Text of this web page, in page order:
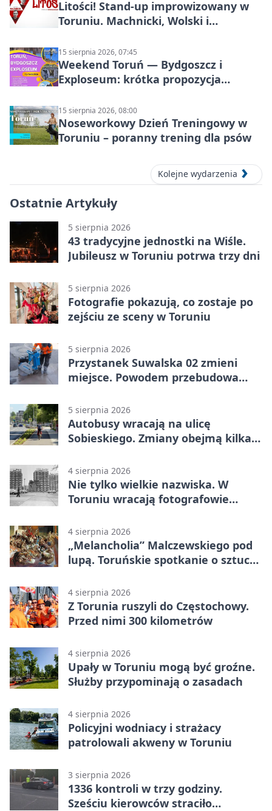
Litości! Stand-up improwizowany w
Toruniu. Machnicki, Wolski i
15 sierpnia 2026, 07:45
Weekend Toruń — Bydgoszcz i
Exploseum: krótka propozycja
15 sierpnia 2026, 08:00
Noseworkowy Dzień Treningowy w
Toruniu – poranny trening dla psów
Kolejne wydarzenia
Ostatnie Artykuły
5 sierpnia 2026
43 tradycyjne jednostki na Wiśle.
Jubileusz w Toruniu potrwa trzy dni
5 sierpnia 2026
Fotografie pokazują, co zostaje po
zejściu ze sceny w Toruniu
5 sierpnia 2026
Przystanek Suwalska 02 zmieni
miejsce. Powodem przebudowa
5 sierpnia 2026
Autobusy wracają na ulicę
Sobieskiego. Zmiany obejmą kilka
4 sierpnia 2026
Nie tylko wielkie nazwiska. W
Toruniu wracają fotografowie
4 sierpnia 2026
„Melancholia” Malczewskiego pod
lupą. Toruńskie spotkanie o sztuce i
4 sierpnia 2026
Z Torunia ruszyli do Częstochowy.
Przed nimi 300 kilometrów
4 sierpnia 2026
Upały w Toruniu mogą być groźne.
Służby przypominają o zasadach
4 sierpnia 2026
Policyjni wodniacy i strażacy
patrolowali akweny w Toruniu
3 sierpnia 2026
1336 kontroli w trzy godziny.
Sześciu kierowców straciło